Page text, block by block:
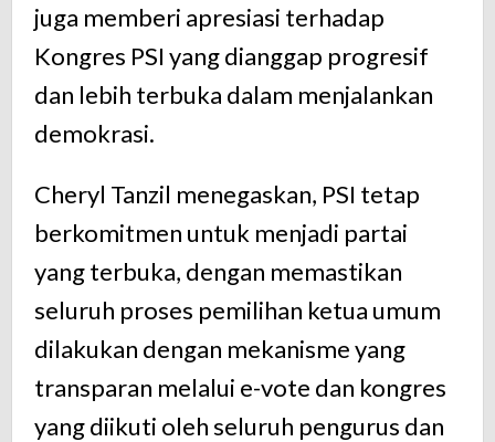
juga memberi apresiasi terhadap
Kongres PSI yang dianggap progresif
dan lebih terbuka dalam menjalankan
demokrasi.
Cheryl Tanzil menegaskan, PSI tetap
berkomitmen untuk menjadi partai
yang terbuka, dengan memastikan
seluruh proses pemilihan ketua umum
dilakukan dengan mekanisme yang
transparan melalui e-vote dan kongres
yang diikuti oleh seluruh pengurus dan